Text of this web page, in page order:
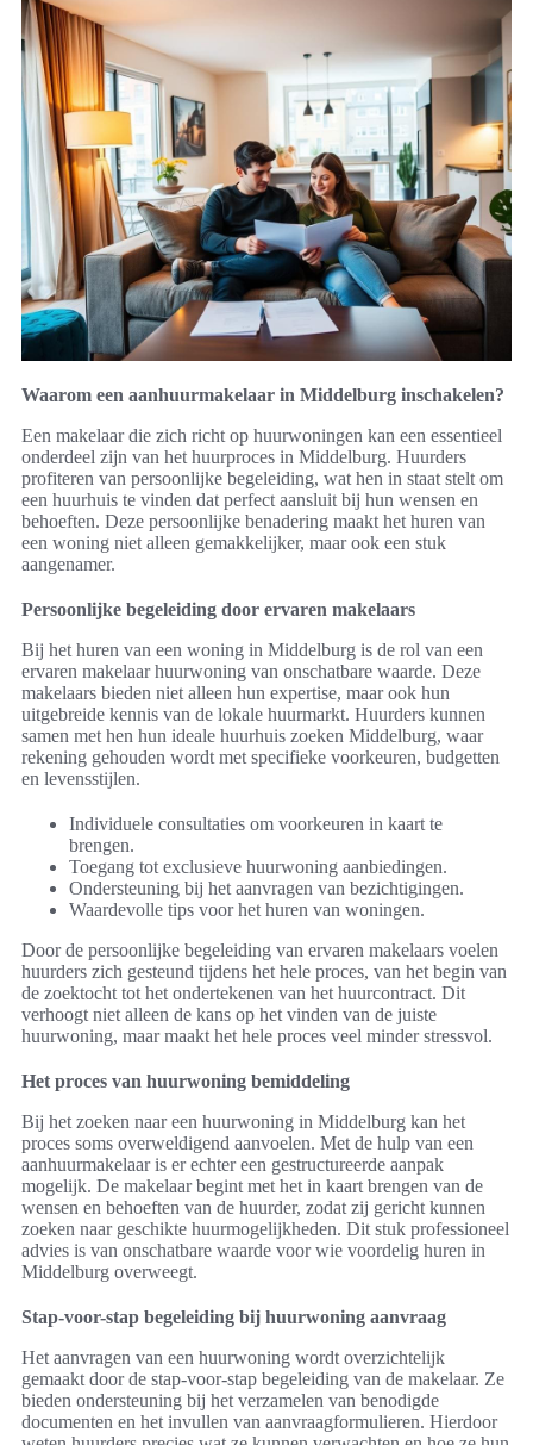
Waarom een aanhuurmakelaar in Middelburg inschakelen?
Een makelaar die zich richt op huurwoningen kan een essentieel
onderdeel zijn van het huurproces in Middelburg. Huurders
profiteren van persoonlijke begeleiding, wat hen in staat stelt om
een huurhuis te vinden dat perfect aansluit bij hun wensen en
behoeften. Deze persoonlijke benadering maakt het huren van
een woning niet alleen gemakkelijker, maar ook een stuk
aangenamer.
Persoonlijke begeleiding door ervaren makelaars
Bij het huren van een woning in Middelburg is de rol van een
ervaren makelaar huurwoning van onschatbare waarde. Deze
makelaars bieden niet alleen hun expertise, maar ook hun
uitgebreide kennis van de lokale huurmarkt. Huurders kunnen
samen met hen hun ideale huurhuis zoeken Middelburg, waar
rekening gehouden wordt met specifieke voorkeuren, budgetten
en levensstijlen.
Individuele consultaties om voorkeuren in kaart te
brengen.
Toegang tot exclusieve huurwoning aanbiedingen.
Ondersteuning bij het aanvragen van bezichtigingen.
Waardevolle tips voor het huren van woningen.
Door de persoonlijke begeleiding van ervaren makelaars voelen
huurders zich gesteund tijdens het hele proces, van het begin van
de zoektocht tot het ondertekenen van het huurcontract. Dit
verhoogt niet alleen de kans op het vinden van de juiste
huurwoning, maar maakt het hele proces veel minder stressvol.
Het proces van huurwoning bemiddeling
Bij het zoeken naar een huurwoning in Middelburg kan het
proces soms overweldigend aanvoelen. Met de hulp van een
aanhuurmakelaar is er echter een gestructureerde aanpak
mogelijk. De makelaar begint met het in kaart brengen van de
wensen en behoeften van de huurder, zodat zij gericht kunnen
zoeken naar geschikte huurmogelijkheden. Dit stuk professioneel
advies is van onschatbare waarde voor wie voordelig huren in
Middelburg overweegt.
Stap-voor-stap begeleiding bij huurwoning aanvraag
Het aanvragen van een huurwoning wordt overzichtelijk
gemaakt door de stap-voor-stap begeleiding van de makelaar. Ze
bieden ondersteuning bij het verzamelen van benodigde
documenten en het invullen van aanvraagformulieren. Hierdoor